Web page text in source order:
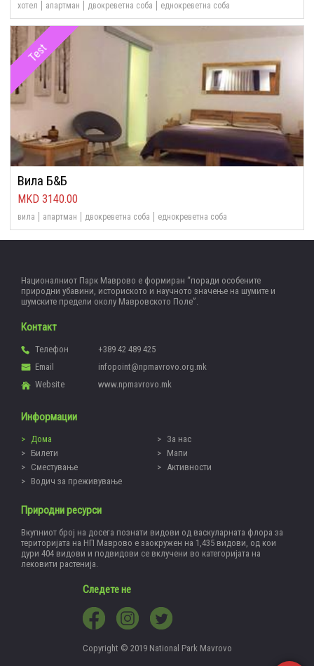
хотел апартман двокреветна соба еднокреветна соба
Test
Вила Б&Б
3140.00
вила апартман двокреветна соба еднокреветна соба
Националниот Парк Маврово е формиран “поради особените
природни убавини, историското и научното значење на шумите и
шумските предели околу Мавровското Поле”.
Контакт
Телефон
+389 42 489 425
Email
infopoint@npmavrovo.org.mk
Website
www.npmavrovo.mk
Информации
Дома
За нас
Билети
Мапи
Сместување
Активности
Водич за преживување
Природни ресурси
Вкупниот број на досега познати видови од васкуларната флора за
територијата на НП Маврово е заокружен на 1,435 видови, од кои
дури 404 видови и подвидови се вклучени во категоријата на
лековити растенија.
Следете не
Copyright © 2019 National Park Mavrovo